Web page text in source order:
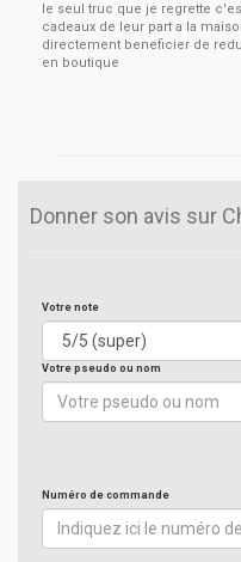
le seul truc que je regrette
cadeaux de leur part a la
directement beneficier de
en boutique
Donner son avis sur
Votre note
Votre pseudo ou nom
Numéro de commande